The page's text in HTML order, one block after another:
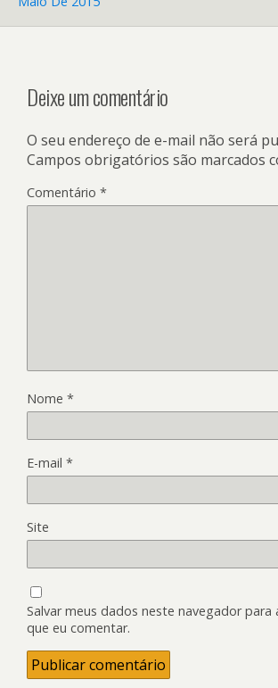
Deixe um comentário
O seu endereço de e-mail não será
Campos obrigatórios são marcados
Comentário *
Nome *
E-mail *
Site
Salvar meus dados neste navegador para
que eu comentar.